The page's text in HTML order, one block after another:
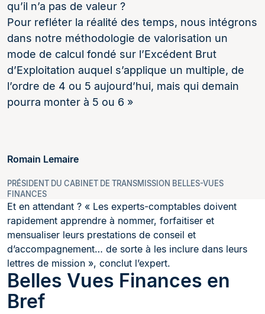
qu’il n’a pas de valeur ?
Pour refléter la réalité des temps, nous intégrons
dans notre méthodologie de valorisation un
mode de calcul fondé sur l’Excédent Brut
d’Exploitation auquel s’applique un multiple, de
l’ordre de 4 ou 5 aujourd’hui, mais qui demain
pourra monter à 5 ou 6 »
Romain Lemaire
PRÉSIDENT DU CABINET DE TRANSMISSION BELLES-VUES
FINANCES
Et en attendant ? « Les experts-comptables doivent
rapidement apprendre à nommer, forfaitiser et
mensualiser leurs prestations de conseil et
d’accompagnement… de sorte à les inclure dans leurs
lettres de mission », conclut l’expert.
Belles Vues Finances en
Bref